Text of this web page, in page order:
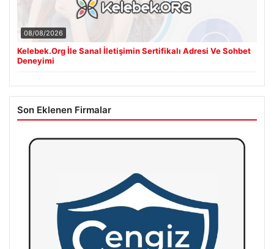
08/08/2026
Kelebek.Org İle Sanal İletişimin Sertifikalı Adresi Ve Sohbet
Deneyimi
Son Eklenen Firmalar